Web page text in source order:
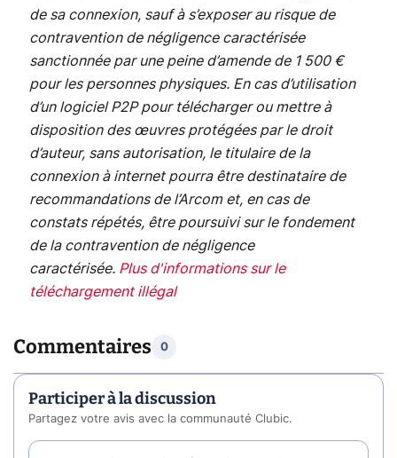
de sa connexion, sauf à s’exposer au risque de
contravention de négligence caractérisée
sanctionnée par une peine d’amende de 1 500 €
pour les personnes physiques. En cas d’utilisation
d’un logiciel P2P pour télécharger ou mettre à
disposition des œuvres protégées par le droit
d’auteur, sans autorisation, le titulaire de la
connexion à internet pourra être destinataire de
recommandations de l’Arcom et, en cas de
constats répétés, être poursuivi sur le fondement
de la contravention de négligence
caractérisée. Plus d'informations sur le
téléchargement illégal
Commentaires 0
Participer à la discussion
Partagez votre avis avec la communauté Clubic.